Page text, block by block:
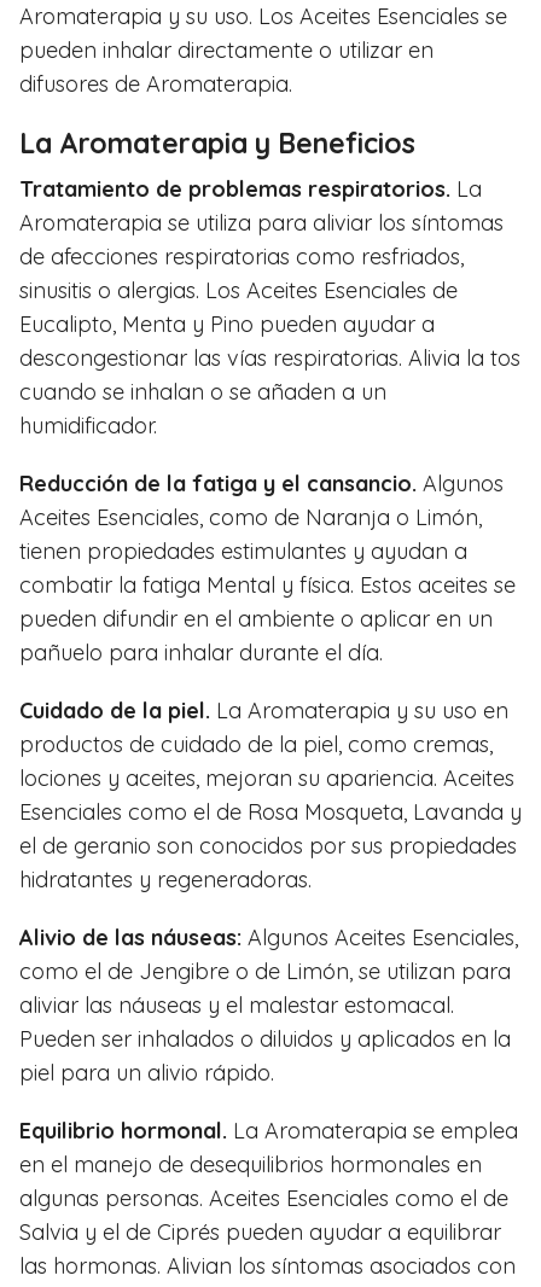
Aromaterapia y su uso. Los Aceites Esenciales se
pueden inhalar directamente o utilizar en
difusores de Aromaterapia.
La Aromaterapia y Beneficios
Tratamiento de problemas respiratorios. La
Aromaterapia se utiliza para aliviar los síntomas
de afecciones respiratorias como resfriados,
sinusitis o alergias. Los Aceites Esenciales de
Eucalipto, Menta y Pino pueden ayudar a
descongestionar las vías respiratorias. Alivia la tos
cuando se inhalan o se añaden a un
humidificador.
Reducción de la fatiga y el cansancio. Algunos
Aceites Esenciales, como de Naranja o Limón,
tienen propiedades estimulantes y ayudan a
combatir la fatiga Mental y física. Estos aceites se
pueden difundir en el ambiente o aplicar en un
pañuelo para inhalar durante el día.
Cuidado de la piel. La Aromaterapia y su uso en
productos de cuidado de la piel, como cremas,
lociones y aceites, mejoran su apariencia. Aceites
Esenciales como el de Rosa Mosqueta, Lavanda y
el de geranio son conocidos por sus propiedades
hidratantes y regeneradoras.
Alivio de las náuseas: Algunos Aceites Esenciales,
como el de Jengibre o de Limón, se utilizan para
aliviar las náuseas y el malestar estomacal.
Pueden ser inhalados o diluidos y aplicados en la
piel para un alivio rápido.
Equilibrio hormonal. La Aromaterapia se emplea
en el manejo de desequilibrios hormonales en
algunas personas. Aceites Esenciales como el de
Salvia y el de Ciprés pueden ayudar a equilibrar
las hormonas. Alivian los síntomas asociados con